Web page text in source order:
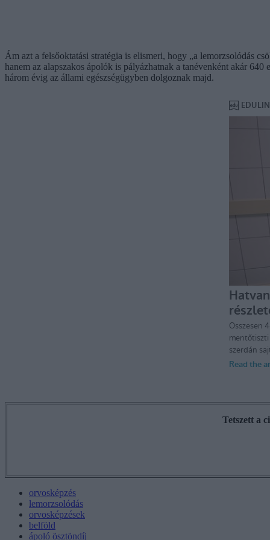
Ám azt a felsőoktatási stratégia is elismeri, hogy „a lemorzsolódás
hanem az alapszakos ápolók is pályázhatnak a tanévenként akár
három évig az állami egészségügyben dolgoznak majd.
Tetszett a
orvosképzés
lemorzsolódás
orvosképzések
belföld
ápoló ösztöndíj